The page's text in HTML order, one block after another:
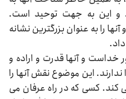
و این به جهت توحید است.
را به عنوان بزرگترین نشانه
خداست و آنها قدرت و اراده و
این موضوع نقش آنها را
کسی که در راه عرفان می